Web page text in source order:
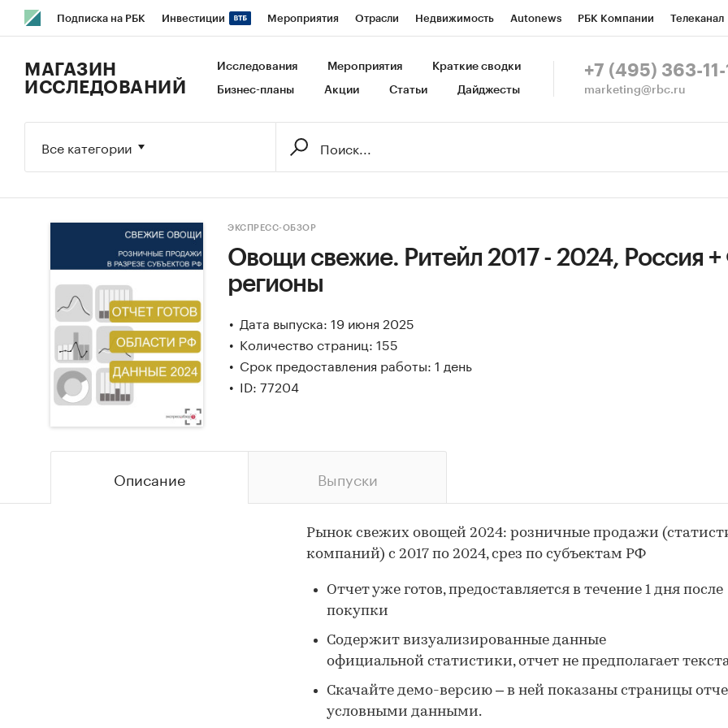
Подписка на РБК Инвестиции Мероприятия Отрасли Недвижимость Autonews РБК Компании Телеканал
Исследования Кредитные рейтинги Франшизы Газета Спецпроекты СПб Конференции СПб Спецпроекты
МАГАЗИН
ИССЛЕДОВАНИЙ
Исследования Мероприятия Краткие сводки
Бизнес-планы Акции Статьи Дайджесты
+7 (495) 363-11-
marketing@rbc.ru
Все категории
ЭКСПРЕСС-ОБЗОР
Овощи свежие. Ритейл 2017 - 2024, Россия
регионы
Дата выпуска: 19 июня 2025
Количество страниц: 155
Срок предоставления работы: 1 день
ID: 77204
Описание Выпуски
Рынок свежих овощей 2024: розничные продажи
компаний) с 2017 по 2024, срез по субъектам РФ
Отчет уже готов, предоставляется в течение 1 дня после
покупки
Содержит визуализированные данные
официальной статистики, отчет не предполагает
Скачайте демо-версию – в ней показаны страницы
условными данными.